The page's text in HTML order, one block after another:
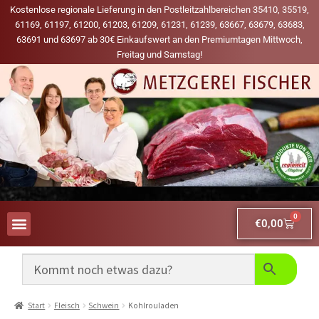
Kostenlose regionale Lieferung in den Postleitzahlbereichen 35410, 35519,
61169, 61197, 61200, 61203, 61209, 61231, 61239, 63667, 63679, 63683,
63691 und 63697 ab 30€ Einkaufswert an den Premiumtagen Mittwoch,
Freitag und Samstag!
€0,00
0
Start Fleisch Schwein Kohlrouladen